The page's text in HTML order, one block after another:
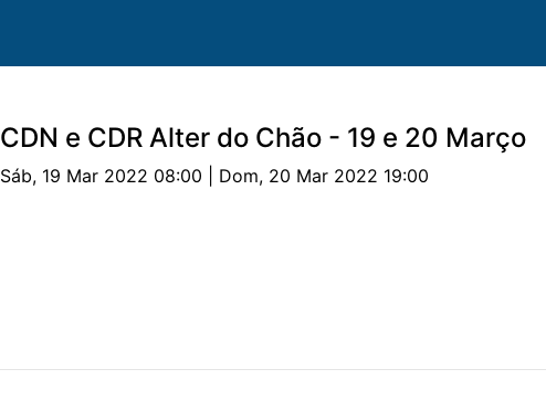
CDN e CDR Alter do Chão - 19 e 20 Março
Sáb, 19 Mar 2022 08:00 | Dom, 20 Mar 2022 19:00